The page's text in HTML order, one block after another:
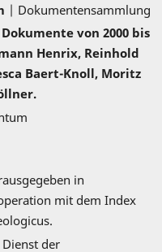
| Dokumentensammlung
von 2000 bis
Henrix, Reinhold
Baert-Knoll, Moritz
in
mit dem Index
Dienst der